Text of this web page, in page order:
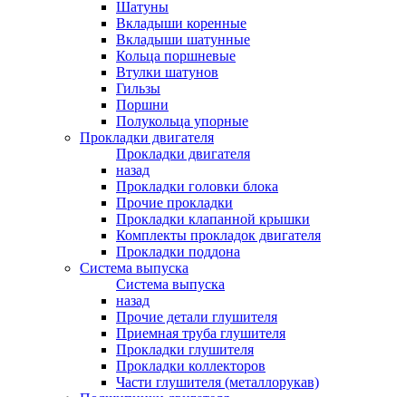
Шатуны
Вкладыши коренные
Вкладыши шатунные
Кольца поршневые
Втулки шатунов
Гильзы
Поршни
Полукольца упорные
Прокладки двигателя
Прокладки двигателя
назад
Прокладки головки блока
Прочие прокладки
Прокладки клапанной крышки
Комплекты прокладок двигателя
Прокладки поддона
Система выпуска
Система выпуска
назад
Прочие детали глушителя
Приемная труба глушителя
Прокладки глушителя
Прокладки коллекторов
Части глушителя (металлорукав)